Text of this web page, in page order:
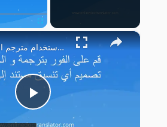
Fullscreen ×
Play
كيف يمكنني استخدام مترجم المستندات؟